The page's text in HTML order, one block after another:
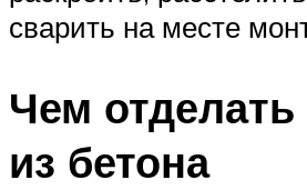
сварить на месте
Чем отделать
из бетона